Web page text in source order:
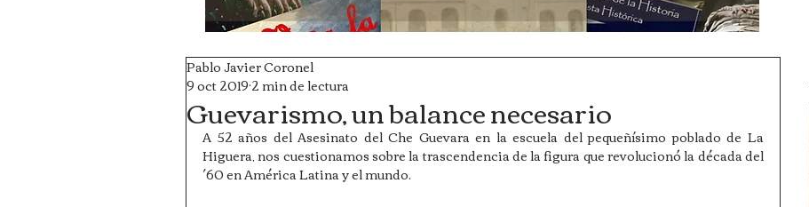
Guevarismo, un balance necesario
Pablo Javier Coronel
9 oct 20192 min de lectura
A 52 años del Asesinato del Che Guevara en la escuela del pequeñísimo poblado de La
Higuera, nos cuestionamos sobre la trascendencia de la figura que revolucionó la década del
´60 en América Latina y el mundo.